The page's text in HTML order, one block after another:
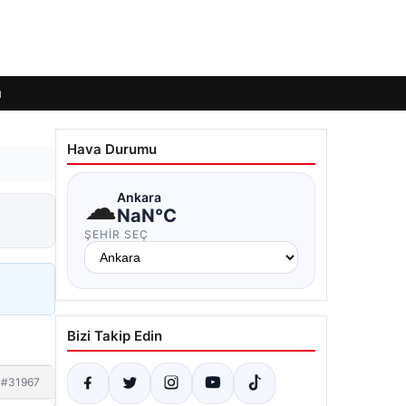
#31967
Hava Durumu
☁Ankara
NaN°C
ŞEHIR SEÇ
Bizi Takip Edin